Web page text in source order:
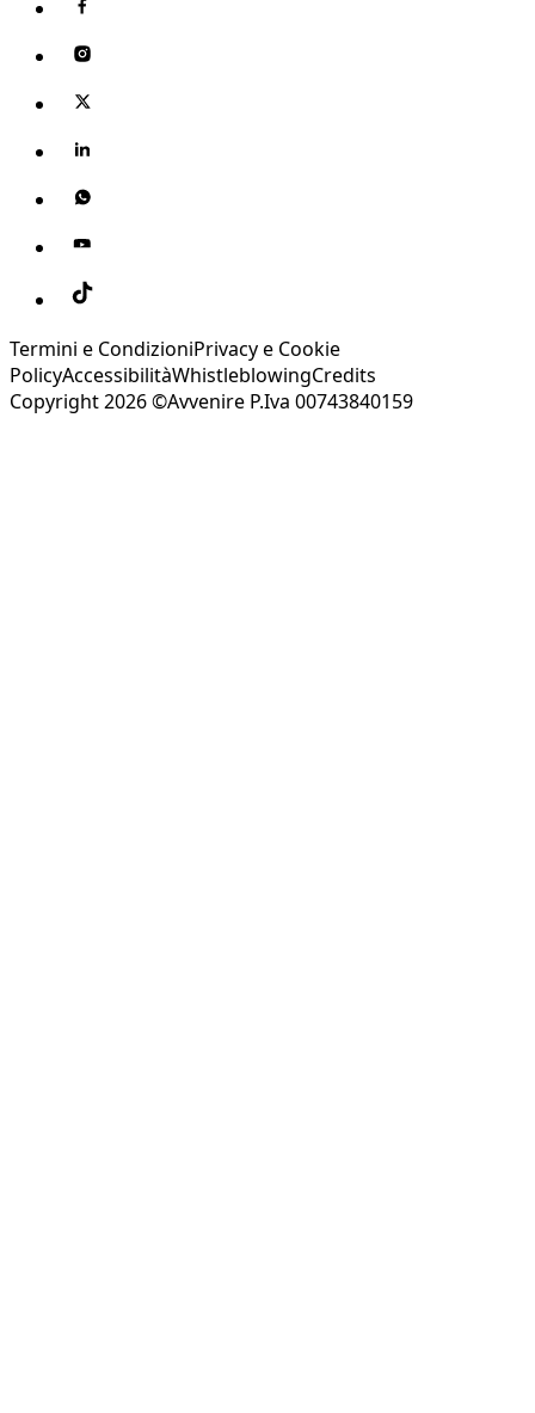
Termini e CondizioniPrivacy e Cookie
PolicyAccessibilitàWhistleblowingCredits
Copyright 2026 ©Avvenire P.Iva 00743840159